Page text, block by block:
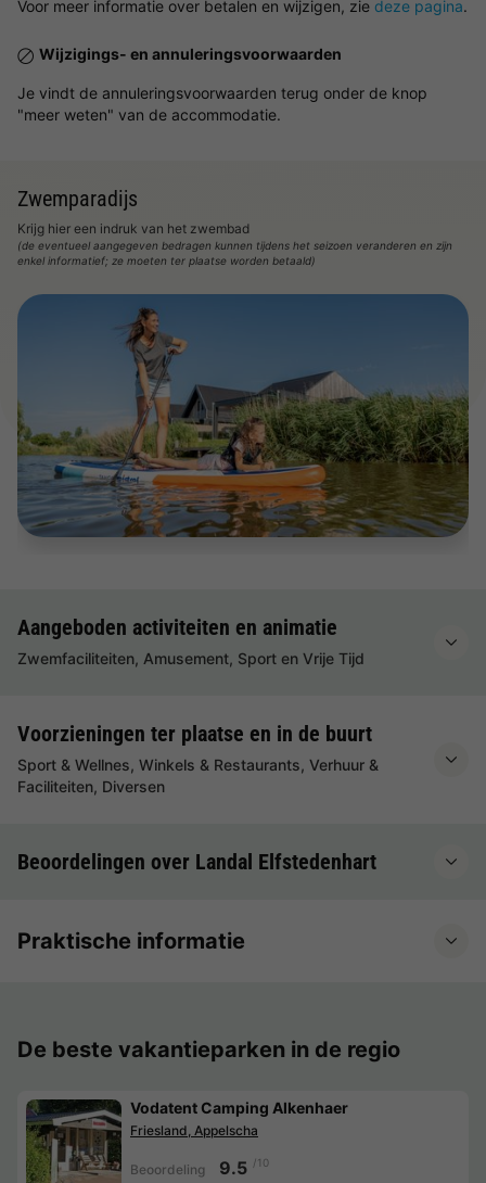
Voor meer informatie over betalen en wijzigen, zie deze pagina.
Wijzigings- en annuleringsvoorwaarden
Je vindt de annuleringsvoorwaarden terug onder de knop
"meer weten" van de accommodatie.
Zwemparadijs
Krijg hier een indruk van het zwembad
(de eventueel aangegeven bedragen kunnen tijdens het seizoen veranderen en zijn
enkel informatief; ze moeten ter plaatse worden betaald)
Aangeboden activiteiten en animatie
Zwemfaciliteiten, Amusement, Sport en Vrije Tijd
Voorzieningen ter plaatse en in de buurt
Sport & Wellnes, Winkels & Restaurants, Verhuur &
Faciliteiten, Diversen
Beoordelingen over Landal Elfstedenhart
Praktische informatie
De beste vakantieparken in de regio
Vodatent Camping Alkenhaer
Friesland, Appelscha
Beoordeling 9.5 /10